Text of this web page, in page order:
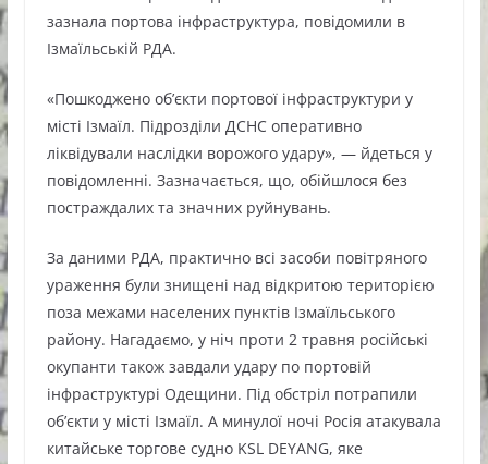
зазнала портова інфраструктура, повідомили в
Ізмаїльській РДА.
«Пошкоджено об’єкти портової інфраструктури у
місті Ізмаїл. Підрозділи ДСНС оперативно
ліквідували наслідки ворожого удару», — йдеться у
повідомленні. Зазначається, що, обійшлося без
постраждалих та значних руйнувань.
За даними РДА, практично всі засоби повітряного
ураження були знищені над відкритою територією
поза межами населених пунктів Ізмаїльського
району. Нагадаємо, у ніч проти 2 травня російські
окупанти також завдали удару по портовій
інфраструктурі Одещини. Під обстріл потрапили
об’єкти у місті Ізмаїл. А минулої ночі Росія атакувала
китайське торгове судно KSL DEYANG, яке